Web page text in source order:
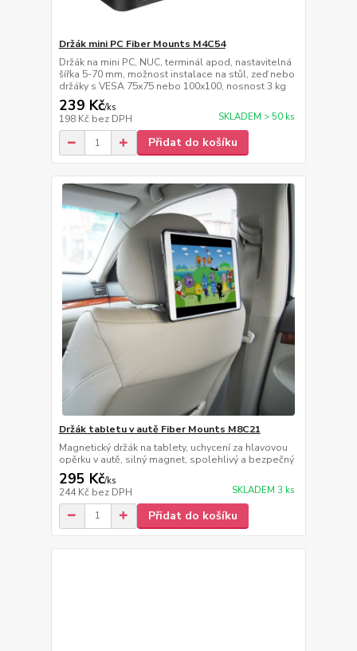
Držák mini PC Fiber Mounts M4C54
Držák na mini PC, NUC, terminál apod, nastavitelná
šířka 5-70 mm, možnost instalace na stůl, zeď nebo
držáky s VESA 75x75 nebo 100x100, nosnost 3 kg
239 Kč/ks
198 Kč bez DPH SKLADEM > 50 ks
Přidat do košíku
Držák tabletu v autě Fiber Mounts M8C21
Magnetický držák na tablety, uchycení za hlavovou
opěrku v autě, silný magnet, spolehlivý a bezpečný
295 Kč/ks
244 Kč bez DPH SKLADEM 3 ks
Přidat do košíku